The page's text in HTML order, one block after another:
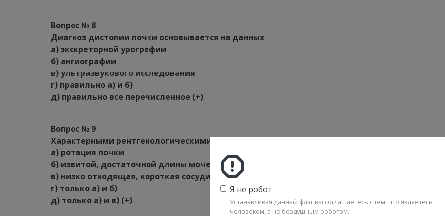
Вопрос № 8
Диагноз дистопии почки основывается на данных
а) экскреторной урографии
б) ангиографии
в) ультразвукового исследования
г) правильно а) и б)
д) правильно все перечисленное (+)
Вопрос № 9
Характерными рентгенологическими признаками тазовой и поясничной дистопии почки
а) ротация почки
б) извитой, достаточной длины мочеточник
в) низко отходящая, короткая сосудистая ножка
г) только а) и б)
д) только а) и в) (+)
Я не робот
Устанавливая данный флаг вы соглашаетесь с тем, что являетесь
человеком, а не бездушным роботом.